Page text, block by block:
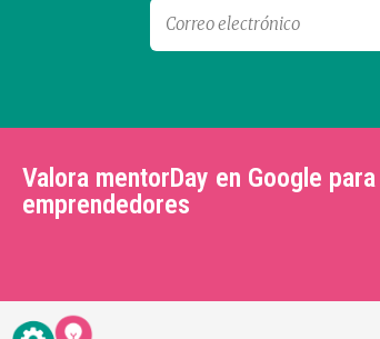
Valora mentorDay en Google
emprendedores